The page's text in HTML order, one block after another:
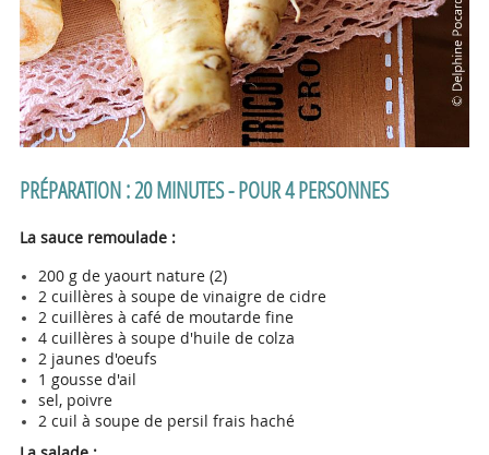
PRÉPARATION : 20 MINUTES - POUR 4 PERSONNES
La sauce remoulade :
200 g de yaourt nature (2)
2 cuillères à soupe de vinaigre de cidre
2 cuillères à café de moutarde fine
4 cuillères à soupe d'huile de colza
2 jaunes d'oeufs
1 gousse d'ail
sel, poivre
2 cuil à soupe de persil frais haché